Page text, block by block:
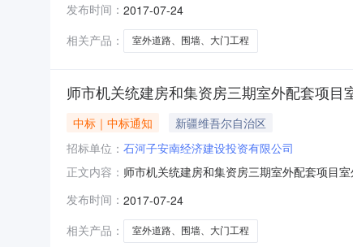
责任公司投标报价小写：8343185.12元大写
册证书编号新265101
发布时间： 2017-07-24
相关产品：
室外道路、围墙、大门工程
师市机关统建房和集资房三期室外配套项目
中标｜中标通知
新疆维吾尔自治区
招标单位： 石河子安南经济建设投资有限公司
正文内容： 师市机关统建房和集资房三期室外配套项目
责任公司投标报价小写：8343185.12元大写
册证书编号新265101
发布时间： 2017-07-24
相关产品：
室外道路、围墙、大门工程